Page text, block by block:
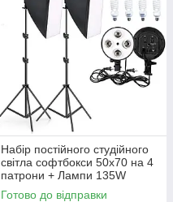
Набір постійного студійного
світла софтбокси 50x70 на 4
патрони + Лампи 135W
Готово до відправки